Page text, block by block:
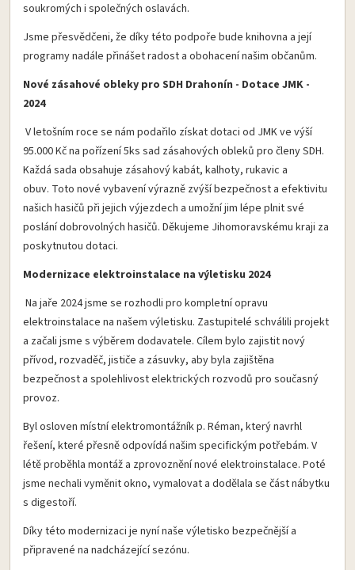
soukromých i společných oslavách.
Jsme přesvědčeni, že díky této podpoře bude knihovna a její
programy nadále přinášet radost a obohacení našim občanům.
Nové zásahové obleky pro SDH Drahonín - Dotace JMK -
2024
V letošním roce se nám podařilo získat dotaci od JMK ve výší
95.000 Kč na pořízení 5ks sad zásahových obleků pro členy SDH.
Každá sada obsahuje zásahový kabát, kalhoty, rukavic a
obuv. Toto nové vybavení výrazně zvýší bezpečnost a efektivitu
našich hasičů při jejich výjezdech a umožní jim lépe plnit své
poslání dobrovolných hasičů. Děkujeme Jihomoravskému kraji za
poskytnutou dotaci.
Modernizace elektroinstalace na výletisku 2024
Na jaře 2024 jsme se rozhodli pro kompletní opravu
elektroinstalace na našem výletisku. Zastupitelé schválili projekt
a začali jsme s výběrem dodavatele. Cílem bylo zajistit nový
přívod, rozvaděč, jističe a zásuvky, aby byla zajištěna
bezpečnost a spolehlivost elektrických rozvodů pro současný
provoz.
Byl osloven místní elektromontážník p. Réman, který navrhl
řešení, které přesně odpovídá našim specifickým potřebám. V
létě proběhla montáž a zprovoznění nové elektroinstalace. Poté
jsme nechali vyměnit okno, vymalovat a dodělala se část nábytku
s digestoří.
Díky této modernizaci je nyní naše výletisko bezpečnější a
připravené na nadcházející sezónu.